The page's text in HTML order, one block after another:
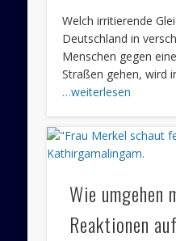
Welch irritierende
Deutschland in
Menschen gegen
Straßen gehen, wird
…weiterlesen
Wie umgehen
Reaktionen